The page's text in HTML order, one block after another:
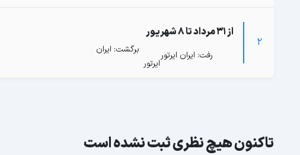
2
از 31 مرداد تا 8 شهریور
رفت: ایران ایرتور
برگشت: ایران
ایرتور
تاکنون هیچ نظری ثبت نشده است